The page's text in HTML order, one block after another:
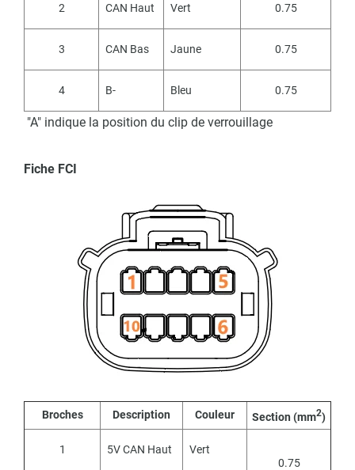
2 CAN Haut Vert 0.75
3 CAN Bas Jaune 0.75
4 B- Bleu 0.75
"A" indique la position du clip de verrouillage
Fiche FCI
Broches Description Couleur Section (mm2)
1 5V CAN Haut
Vert
0.75